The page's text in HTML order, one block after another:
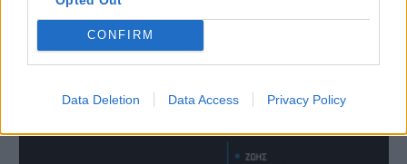
CONFIRM
Data Deletion Data Access Privacy Policy